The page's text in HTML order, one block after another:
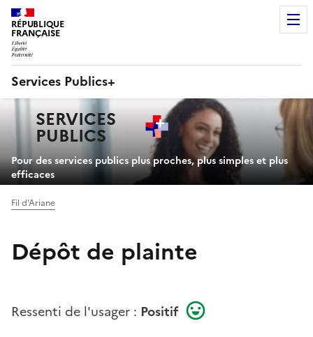
RÉPUBLIQUE
FRANÇAISE
Services Publics+
principaleSERVICES
PUBLICS+
Pour des services publics plus proches, plus simples et plus
efficaces
Fil d'Ariane
Dépôt de plainte
Ressenti de l'usager : Positif